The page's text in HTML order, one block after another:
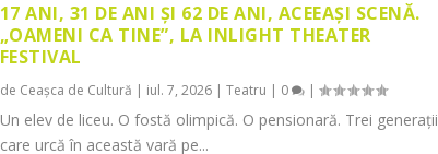
17 ANI, 31 DE ANI ȘI 62 DE ANI, ACEEAȘI SCENĂ.
„OAMENI CA TINE”, LA INLIGHT THEATER
FESTIVAL
de Ceașca de Cultură | iul. 7, 2026| Teatru | 0 |
Un elev de liceu. O fostă olimpică. O pensionară. Trei generații
care urcă în această vară pe...